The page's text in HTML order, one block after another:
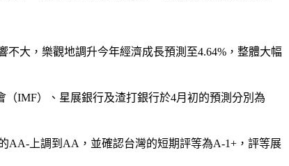
大，樂觀地調升今年經濟成長預測至4.64%，整體大幅
（IMF）、星展銀行及渣打銀行於4月初的預測分別為
AA-上調到AA，並確認台灣的短期評等為A-1+，評等展